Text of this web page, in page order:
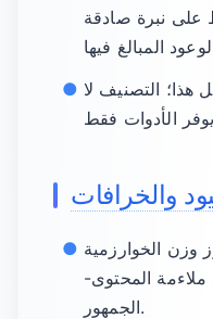
على نبرة صادقة
هذا؛ التصنيف لا
والخرافات
وزن الخوارزمية
ملاءمة المحتوى-
الجمهور.